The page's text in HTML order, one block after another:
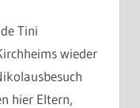
Tini
wieder
hier Eltern,